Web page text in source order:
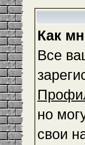
Как
Все
но
свои